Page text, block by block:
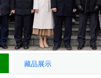
藏品展示